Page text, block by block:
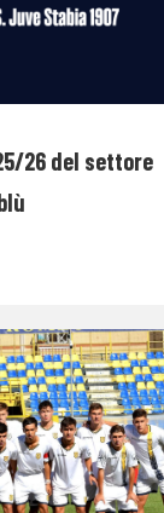
26 del settore